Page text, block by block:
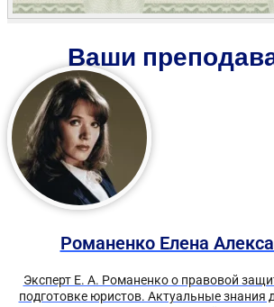
Ваши
Романенко Елена
Эксперт Е. А. Романенко о правовой
подготовке юристов. Актуальные знания